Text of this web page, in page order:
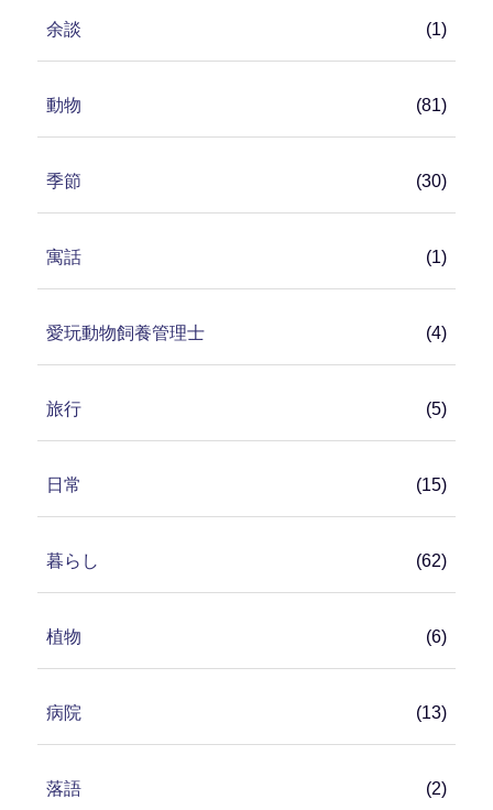
余談 (1)
動物 (81)
季節 (30)
寓話 (1)
愛玩動物飼養管理士 (4)
旅行 (5)
日常 (15)
暮らし (62)
植物 (6)
病院 (13)
落語 (2)